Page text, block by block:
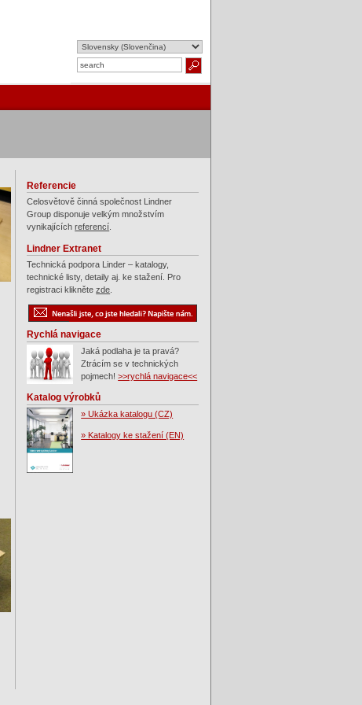
Referencie
Celosvětově činná společnost Lindner
Group disponuje velkým množstvím
vynikajícíchreferencí
Lindner Extranet
Technická podpora Linder – katalogy,
technické listy, detaily aj. ke stažení. Pro
registraci kliknětezde
Rychlá navigace
Jaká podlaha je ta pravá?
Ztrácím se v technických
pojmech!>>rychlá navigace<<
Katalog výrobků
» Ukázka katalogu (CZ)
» Katalogy ke stažení (EN)